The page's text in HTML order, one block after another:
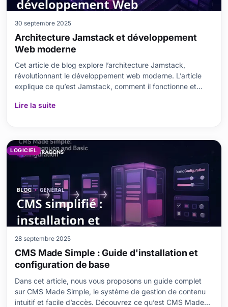
30 septembre 2025
Architecture Jamstack et développement
Web moderne
Cet article de blog explore l’architecture Jamstack,
révolutionnant le développement web moderne. L’article
explique ce qu’est Jamstack, comment il fonctionne et
contributions au développement rapide et orienté
Lire la suite
LOGICIEL
28 septembre 2025
CMS Made Simple : Guide d'installation et
configuration de base
Dans cet article, nous vous proposons un guide complet
sur CMS Made Simple, le système de gestion de contenu
intuitif et facile d’accès. Découvrez ce qu’est CMS Made